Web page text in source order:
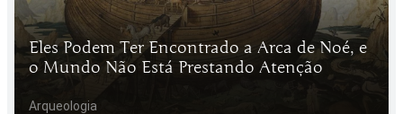
Eles Podem Ter Encontrado a Arca de Noé, e
o Mundo Não Está Prestando Atenção
Arqueologia